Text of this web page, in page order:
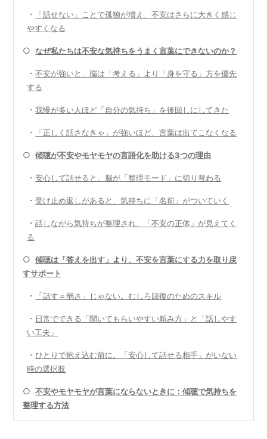
・
「話せない」ことで孤独が増え、不安はさらに大きく感じ
やすくなる
○なぜ私たちは不安な気持ちをうまく言葉にできないのか？
・不安が強いと、脳は「考える」より「身を守る」方を優先
する
・我慢が多い人ほど「自分の気持ち」を後回しにしてきた
・ 「正しく話さなきゃ」が強いほど、言葉は出てこなくなる
○傾聴が不安やモヤモヤの言語化を助ける3つの理由
・安心して話せると、脳が「整理モード」に切り替わる
・受け止め返しがあると、気持ちに「名前」がついていく
・話しながら気持ちが整理され、「不安の正体」が見えてく
る
○傾聴は「答えを出す」より、不安を言葉にする力を取り戻
すサポート
・ 「話す＝弱さ」じゃない。むしろ回復のためのスキル
・ 日常でできる「聞いてもらいやすい頼み方」と「話しやす
い工夫」
・ひとりで抱え込む前に。「安心して話せる相手」がいない
時の選択肢
○不安やモヤモヤが言葉にならないときに：傾聴で気持ちを
整理する方法